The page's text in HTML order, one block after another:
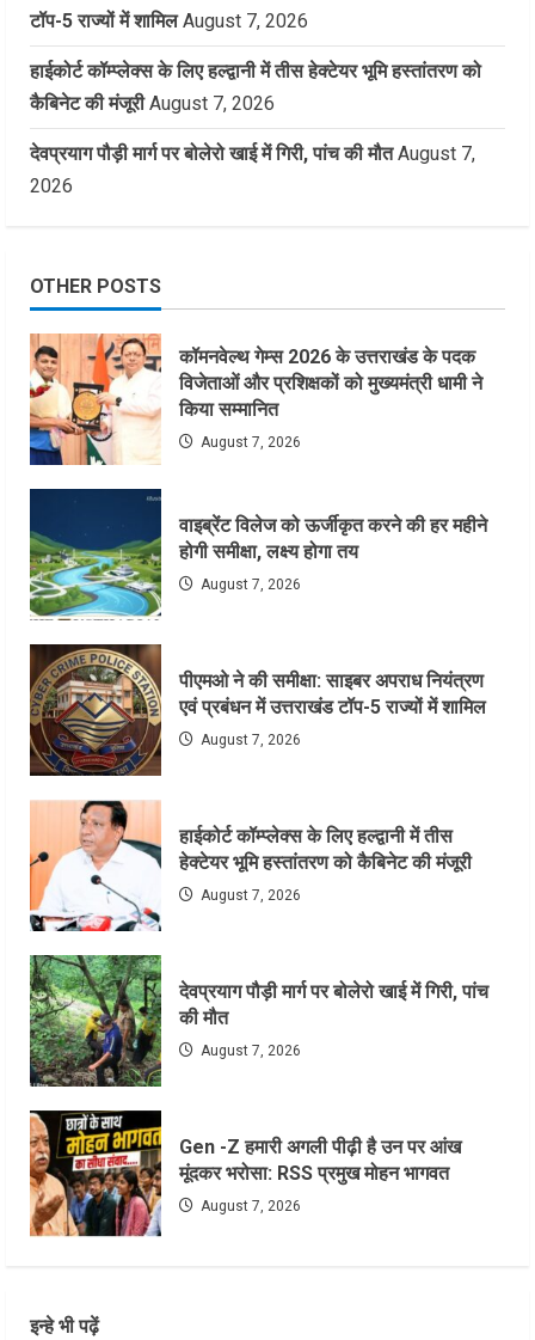
टॉप-5 राज्यों में शामिल August 7, 2026
हाईकोर्ट कॉम्प्लेक्स के लिए हल्द्वानी में तीस हेक्टेयर भूमि हस्तांतरण को
कैबिनेट की मंजूरी August 7, 2026
देवप्रयाग पौड़ी मार्ग पर बोलेरो खाई में गिरी, पांच की मौत August 7,
2026
OTHER POSTS
कॉमनवेल्थ गेम्स 2026 के उत्तराखंड के पदक
विजेताओं और प्रशिक्षकों को मुख्यमंत्री धामी ने
किया सम्मानित
August 7, 2026
वाइब्रेंट विलेज को ऊर्जीकृत करने की हर महीने
होगी समीक्षा, लक्ष्य होगा तय
August 7, 2026
पीएमओ ने की समीक्षा: साइबर अपराध नियंत्रण
एवं प्रबंधन में उत्तराखंड टॉप-5 राज्यों में शामिल
August 7, 2026
हाईकोर्ट कॉम्प्लेक्स के लिए हल्द्वानी में तीस
हेक्टेयर भूमि हस्तांतरण को कैबिनेट की मंजूरी
August 7, 2026
देवप्रयाग पौड़ी मार्ग पर बोलेरो खाई में गिरी, पांच
की मौत
August 7, 2026
Gen -Z हमारी अगली पीढ़ी है उन पर आंख
मूंदकर भरोसा: RSS प्रमुख मोहन भागवत
August 7, 2026
इन्हे भी पढ़ें